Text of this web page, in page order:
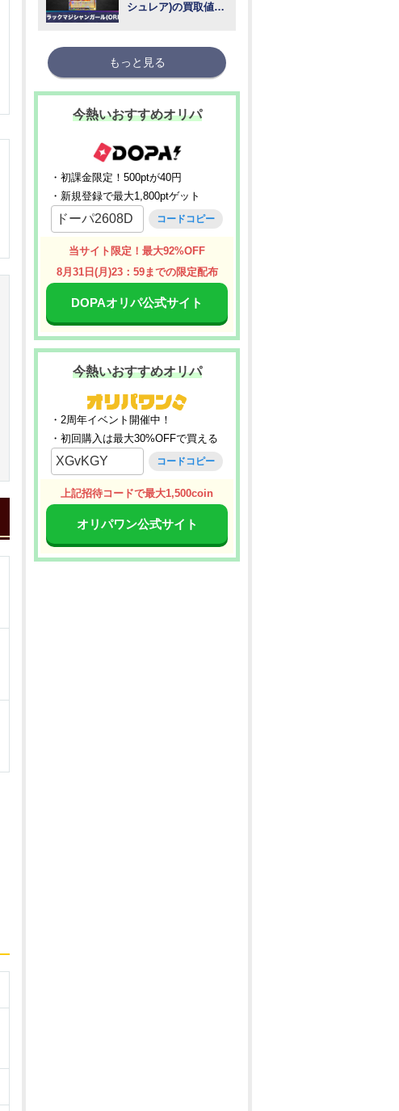
シュレア)の買取値段
ル】
もっと見る
今熱いおすすめオリパ
・初課金限定！500ptが40円
・新規登録で最大1,800ptゲット
ドーパ2608D コードコピー
当サイト限定！最大92%OFF
8月31日(月)23：59までの限定配布
DOPAオリパ公式サイト
今熱いおすすめオリパ
・2周年イベント開催中！
・初回購入は最大30%OFFで買える
XGvKGY コードコピー
上記招待コードで最大1,500coin
オリパワン公式サイト